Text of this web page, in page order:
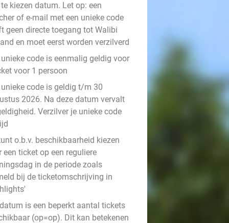
kiezen datum. Let op: een
of e-mail met een unieke code
geen directe toegang tot Walibi
en moet eerst worden verzilverd
unieke code is eenmalig geldig voor
voor 1 persoon
unieke code is geldig t/m 30
2026. Na deze datum vervalt
Verzilver je unieke code
o.b.v. beschikbaarheid kiezen
een ticket op een reguliere
in de periode zoals
bij de ticketomschrijving in
is een beperkt aantal tickets
(op=op). Dit kan betekenen